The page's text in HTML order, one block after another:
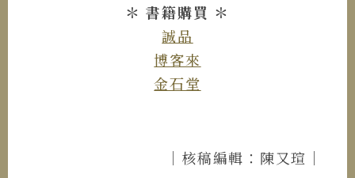
＊ 書籍購買 ＊
誠品
博客來
金石堂
｜核稿編輯：陳又瑄｜